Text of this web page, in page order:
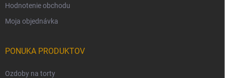
Hodnotenie obchodu
Moja objednávka
PONUKA PRODUKTOV
Ozdoby na torty